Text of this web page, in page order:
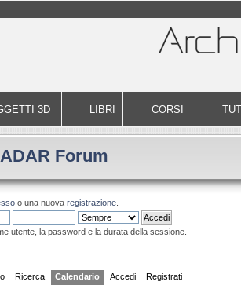
3D LIBRI CORSI
Forum
o una nuova registrazione.
utente, la password e la durata della sessione.
Ricerca Calendario Accedi Registrati